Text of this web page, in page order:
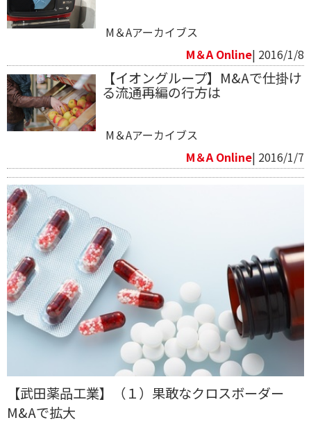
M＆Aアーカイブス
M＆A Online| 2016/1/8
【イオングループ】M&Aで仕掛け
る流通再編の行方は
M＆Aアーカイブス
M＆A Online| 2016/1/7
【武田薬品工業】（１）果敢なクロスボーダー
M&Aで拡大